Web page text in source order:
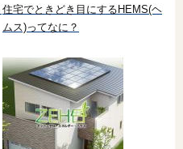
住宅でときどき目にするHEMS(ヘ
ムス)ってなに？